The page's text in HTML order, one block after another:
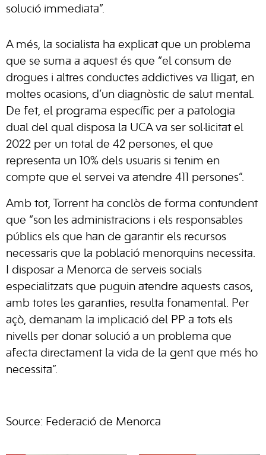
solució immediata”.
A més, la socialista ha explicat que un problema
que se suma a aquest és que “el consum de
drogues i altres conductes addictives va lligat, en
moltes ocasions, d’un diagnòstic de salut mental.
De fet, el programa específic per a patologia
dual del qual disposa la UCA va ser sol·licitat el
2022 per un total de 42 persones, el que
representa un 10% dels usuaris si tenim en
compte que el servei va atendre 411 persones”.
Amb tot, Torrent ha conclòs de forma contundent
que “son les administracions i els responsables
públics els que han de garantir els recursos
necessaris que la població menorquins necessita.
I disposar a Menorca de serveis socials
especialitzats que puguin atendre aquests casos,
amb totes les garanties, resulta fonamental. Per
açò, demanam la implicació del PP a tots els
nivells per donar solució a un problema que
afecta directament la vida de la gent que més ho
necessita”.
Source: Federació de Menorca